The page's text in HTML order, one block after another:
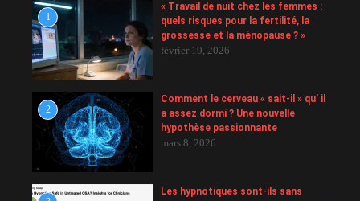
1
« Travail de nuit chez les femmes :
quels risques pour la fertilité, la
grossesse et la ménopause ? »
février 19, 2026
2
Comment le cerveau « sait-il » qu’ il
a assez dormi ? Une nouvelle
hypothèse passionnante
mars 8, 2026
Les hypnotiques sont-ils sans